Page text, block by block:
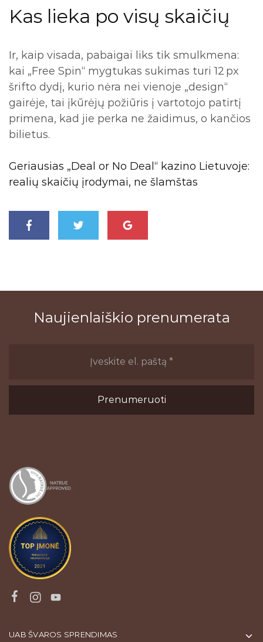
Kas lieka po visų skaičių
Ir, kaip visada, pabaigai liks tik smulkmena:
kai „Free Spin“ mygtukas sukimas turi 12 px
šrifto dydį, kurio nėra nei vienoje „design“
gairėje, tai įkūrėjų požiūris į vartotojo patirtį
primena, kad jie perka ne žaidimus, o kančios
bilietus.
Geriausias „Deal or No Deal“ kazino Lietuvoje:
realių skaičių įrodymai, ne šlamštas
Naujienlaiškio prenumerata
UAB ŠVAROS SPRENDIMAS